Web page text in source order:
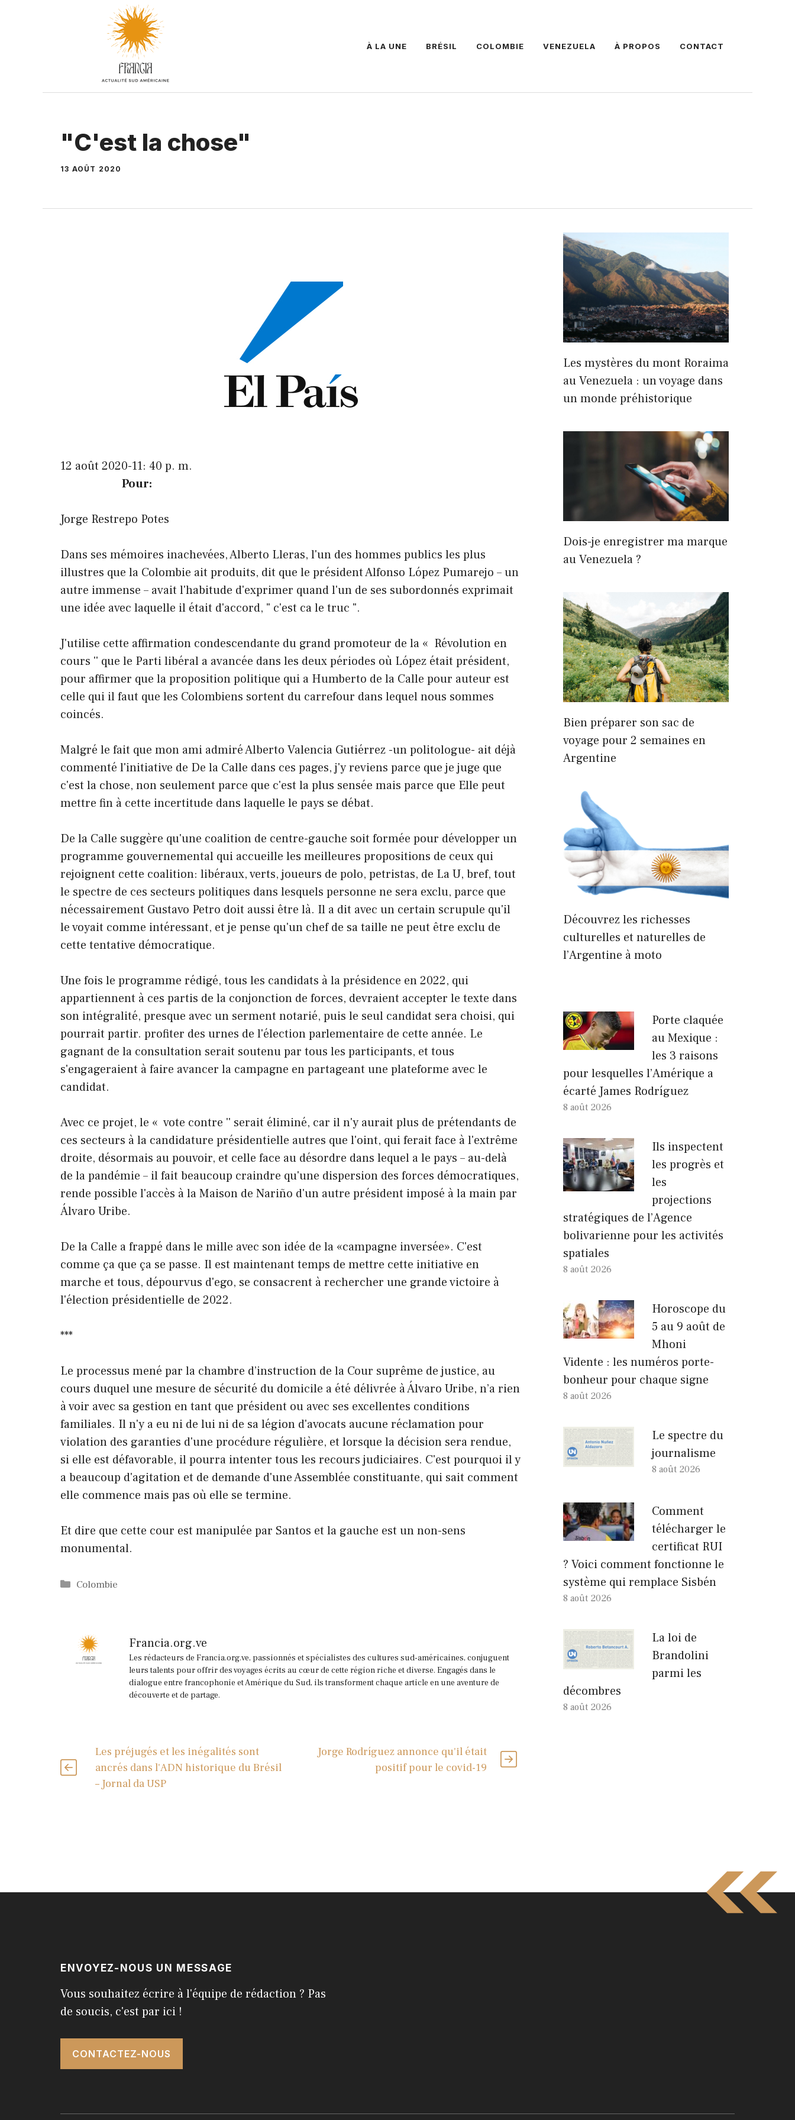
À LA UNE BRÉSIL COLOMBIE VENEZUELA À PROPOS CONTACT
"C'est la chose"
13 AOÛT 2020
12 août 2020-11: 40 p. m.
Pour:
Jorge Restrepo Potes
Dans ses mémoires inachevées, Alberto Lleras, l'un des hommes publics les plus
illustres que la Colombie ait produits, dit que le président Alfonso López Pumarejo – un
autre immense – avait l'habitude d'exprimer quand l'un de ses subordonnés exprimait
une idée avec laquelle il était d'accord, " c'est ca le truc ".
J'utilise cette affirmation condescendante du grand promoteur de la « Révolution en
cours '' que le Parti libéral a avancée dans les deux périodes où López était président,
pour affirmer que la proposition politique qui a Humberto de la Calle pour auteur est
celle qui il faut que les Colombiens sortent du carrefour dans lequel nous sommes
coincés.
Malgré le fait que mon ami admiré Alberto Valencia Gutiérrez -un politologue- ait déjà
commenté l'initiative de De la Calle dans ces pages, j'y reviens parce que je juge que
c'est la chose, non seulement parce que c'est la plus sensée mais parce que Elle peut
mettre fin à cette incertitude dans laquelle le pays se débat.
De la Calle suggère qu'une coalition de centre-gauche soit formée pour développer un
programme gouvernemental qui accueille les meilleures propositions de ceux qui
rejoignent cette coalition: libéraux, verts, joueurs de polo, petristas, de La U, bref, tout
le spectre de ces secteurs politiques dans lesquels personne ne sera exclu, parce que
nécessairement Gustavo Petro doit aussi être là. Il a dit avec un certain scrupule qu'il
le voyait comme intéressant, et je pense qu'un chef de sa taille ne peut être exclu de
cette tentative démocratique.
Une fois le programme rédigé, tous les candidats à la présidence en 2022, qui
appartiennent à ces partis de la conjonction de forces, devraient accepter le texte dans
son intégralité, presque avec un serment notarié, puis le seul candidat sera choisi, qui
pourrait partir. profiter des urnes de l'élection parlementaire de cette année. Le
gagnant de la consultation serait soutenu par tous les participants, et tous
s'engageraient à faire avancer la campagne en partageant une plateforme avec le
candidat.
Avec ce projet, le « vote contre '' serait éliminé, car il n'y aurait plus de prétendants de
ces secteurs à la candidature présidentielle autres que l'oint, qui ferait face à l'extrême
droite, désormais au pouvoir, et celle face au désordre dans lequel a le pays – au-delà
de la pandémie – il fait beaucoup craindre qu'une dispersion des forces démocratiques,
rende possible l'accès à la Maison de Nariño d'un autre président imposé à la main par
Álvaro Uribe.
De la Calle a frappé dans le mille avec son idée de la «campagne inversée». C'est
comme ça que ça se passe. Il est maintenant temps de mettre cette initiative en
marche et tous, dépourvus d'ego, se consacrent à rechercher une grande victoire à
l'élection présidentielle de 2022.
***
Le processus mené par la chambre d’instruction de la Cour suprême de justice, au
cours duquel une mesure de sécurité du domicile a été délivrée à Álvaro Uribe, n’a rien
à voir avec sa gestion en tant que président ou avec ses excellentes conditions
familiales. Il n'y a eu ni de lui ni de sa légion d'avocats aucune réclamation pour
violation des garanties d'une procédure régulière, et lorsque la décision sera rendue,
si elle est défavorable, il pourra intenter tous les recours judiciaires. C'est pourquoi il y
a beaucoup d'agitation et de demande d'une Assemblée constituante, qui sait comment
elle commence mais pas où elle se termine.
Et dire que cette cour est manipulée par Santos et la gauche est un non-sens
monumental.
Catégories
Colombie
Francia.org.ve
Les rédacteurs de Francia.org.ve, passionnés et spécialistes des cultures sud-américaines, conjuguent
leurs talents pour offrir des voyages écrits au cœur de cette région riche et diverse. Engagés dans le
dialogue entre francophonie et Amérique du Sud, ils transforment chaque article en une aventure de
découverte et de partage.
Les préjugés et les inégalités sont
ancrés dans l'ADN historique du Brésil
– Jornal da USP
Jorge Rodríguez annonce qu'il était
positif pour le covid-19
Les mystères du mont Roraima
au Venezuela : un voyage dans
un monde préhistorique
Dois-je enregistrer ma marque
au Venezuela ?
Bien préparer son sac de
voyage pour 2 semaines en
Argentine
Découvrez les richesses
culturelles et naturelles de
l’Argentine à moto
Porte claquée
au Mexique :
les 3 raisons
pour lesquelles l’Amérique a
écarté James Rodríguez
8 août 2026
Ils inspectent
les progrès et
les
projections
stratégiques de l’Agence
bolivarienne pour les activités
spatiales
8 août 2026
Horoscope du
5 au 9 août de
Mhoni
Vidente : les numéros porte-
bonheur pour chaque signe
8 août 2026
Le spectre du
journalisme
8 août 2026
Comment
télécharger le
certificat RUI
? Voici comment fonctionne le
système qui remplace Sisbén
8 août 2026
La loi de
Brandolini
parmi les
décombres
8 août 2026
ENVOYEZ-NOUS UN MESSAGE
Vous souhaitez écrire à l'équipe de rédaction ? Pas
de soucis, c'est par ici !
CONTACTEZ-NOUS